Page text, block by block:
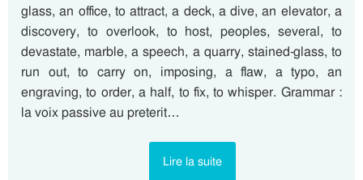
glass, an office, to attract, a deck, a dive, an elevator, a
discovery, to overlook, to host, peoples, several, to
devastate, marble, a speech, a quarry, stained-glass, to
run out, to carry on, imposing, a flaw, a typo, an
engraving, to order, a half, to fix, to whisper. Grammar :
la voix passive au preterit…
Lire la suite